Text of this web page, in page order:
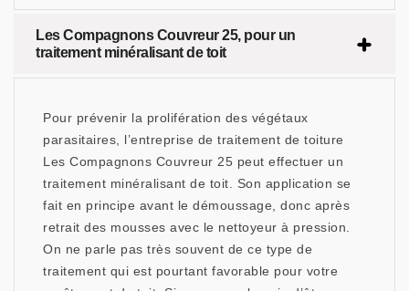
Les Compagnons Couvreur 25, pour un
traitement minéralisant de toit
Pour prévenir la prolifération des végétaux
parasitaires, l’entreprise de traitement de toiture
Les Compagnons Couvreur 25 peut effectuer un
traitement minéralisant de toit. Son application se
fait en principe avant le démoussage, donc après
retrait des mousses avec le nettoyeur à pression.
On ne parle pas très souvent de ce type de
traitement qui est pourtant favorable pour votre